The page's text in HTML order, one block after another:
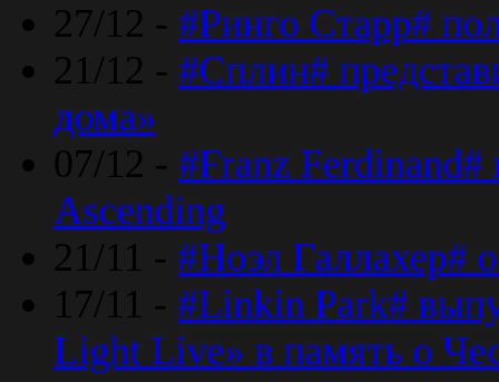
27/12 - #Ринго Старр#
21/12 - #Сплин#
дома»
07/12 - #Franz
Ascending
21/11 - #Ноэл Галлахер#
17/11 - #Linkin Park#
Light Live» в память о